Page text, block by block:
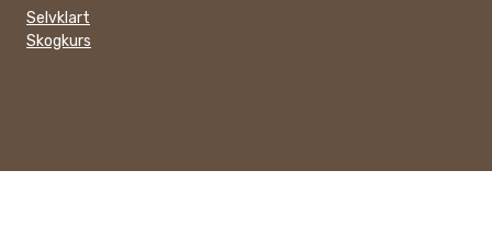
Selvklart
Skogkurs